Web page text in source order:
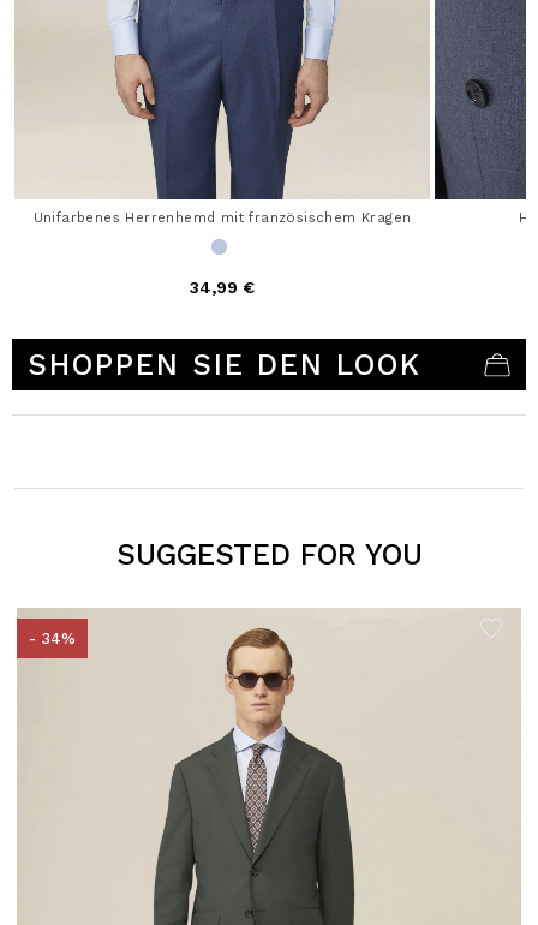
Unifarbenes Herrenhemd mit französischem Kragen
34,99 €
SHOPPEN SIE DEN LOOK
SUGGESTED FOR YOU
- 34%